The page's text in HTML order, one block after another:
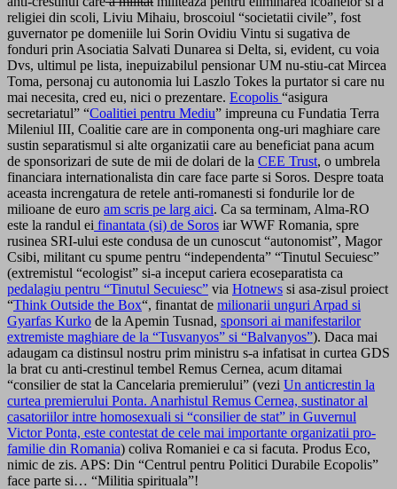
religiei din scoli, Liviu Mihaiu, broscoiul “societatii civile”, fost
guvernator pe domeniile lui Sorin Ovidiu Vintu si sugativa de
fonduri prin Asociatia Salvati Dunarea si Delta, si, evident, cu voia
Dvs, ultimul pe lista, inepuizabilul pensionar UM nu-stiu-cat Mircea
Toma, personaj cu autonomia lui Laszlo Tokes la purtator si care nu
mai necesita, cred eu, nici o prezentare. Ecopolis “asigura
secretariatul” “Coalitiei pentru Mediu” impreuna cu Fundatia Terra
Mileniul III, Coalitie care are in componenta ong-uri maghiare care
sustin separatismul si alte organizatii care au beneficiat pana acum
de sponsorizari de sute de mii de dolari de la CEE Trust, o umbrela
financiara internationalista din care face parte si Soros. Despre toata
aceasta increngatura de retele anti-romanesti si fondurile lor de
milioane de euro am scris pe larg aici. Ca sa terminam, Alma-RO
este la randul ei finantata (si) de Soros iar WWF Romania, spre
rusinea SRI-ului este condusa de un cunoscut “autonomist”, Magor
Csibi, militant cu spume pentru “independenta” “Tinutul Secuiesc”
(extremistul “ecologist” si-a inceput cariera ecoseparatista ca
pedalagiu pentru “Tinutul Secuiesc” via Hotnews si asa-zisul proiect
“Think Outside the Box“, finantat de milionarii unguri Arpad si
Gyarfas Kurko de la Apemin Tusnad, sponsori ai manifestarilor
extremiste maghiare de la “Tusvanyos” si “Balvanyos”). Daca mai
adaugam ca distinsul nostru prim ministru s-a infatisat in curtea GDS
la brat cu anti-crestinul tembel Remus Cernea, acum ditamai
“consilier de stat la Cancelaria premierului” (vezi Un anticrestin la
curtea premierului Ponta. Anarhistul Remus Cernea, sustinator al
casatoriilor intre homosexuali si “consilier de stat” in Guvernul
Victor Ponta, este contestat de cele mai importante organizatii pro-
familie din Romania) coliva Romaniei e ca si facuta. Produs Eco,
nimic de zis. APS: Din “Centrul pentru Politici Durabile Ecopolis”
face parte si… “Militia spirituala”!